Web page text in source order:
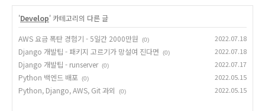
'Develop' 카테고리의 다른 글
AWS 요금 폭탄 경험기 - 5일간 2000만원 (0) 2022.07.18
Django 개발팁 - 패키지 고르기가 망설여 진다면 (0) 2022.07.18
Django 개발팁 - runserver (0) 2022.07.17
Python 백엔드 배포 (0) 2022.05.15
Python, Django, AWS, Git 과외 (0) 2022.05.15